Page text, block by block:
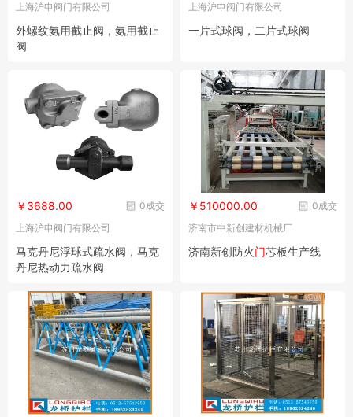
上海沪申阀门有限公司
外螺纹氨用截止阀，氨用截止
阀
上海沪申阀门有限公司
一片式球阀，二片式球阀
0成交
￥3688.00
上海沪申阀门有限公司
马克丹尼浮球式疏水阀，马克
丹尼热动力疏水阀
0成交
￥510000.00
济南市中新创建材机械厂
济南新创防火门芯板生产线